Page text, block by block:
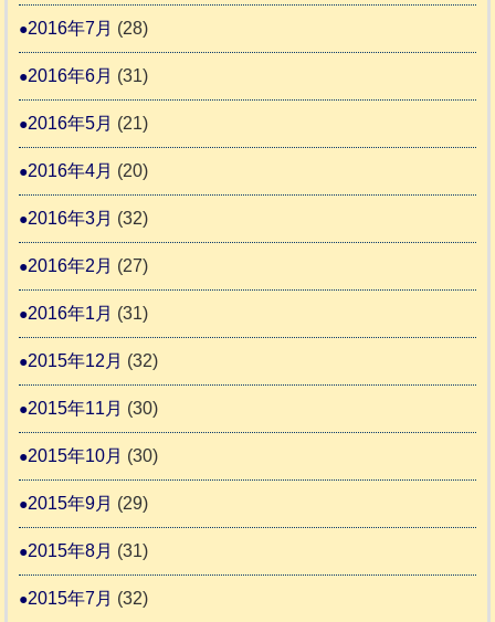
2016年7月 (28)
2016年6月 (31)
2016年5月 (21)
2016年4月 (20)
2016年3月 (32)
2016年2月 (27)
2016年1月 (31)
2015年12月 (32)
2015年11月 (30)
2015年10月 (30)
2015年9月 (29)
2015年8月 (31)
2015年7月 (32)